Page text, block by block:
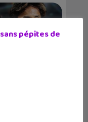
pépites de